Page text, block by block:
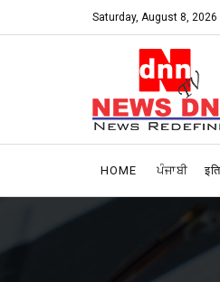
Saturday, August 8, 2026
HOME ਪੰਜਾਬੀ